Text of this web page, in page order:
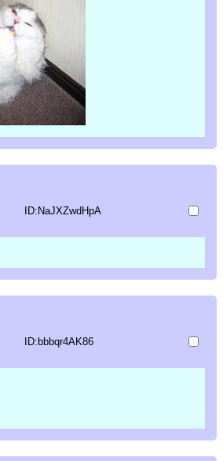
ID:NaJXZwdHpA
ID:bbbqr4AK86